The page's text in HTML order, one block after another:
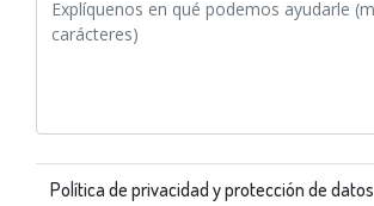
Política de privacidad y protección de datos